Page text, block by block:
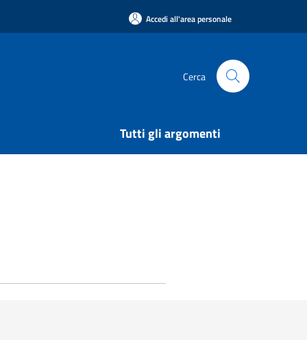
Accedi all'area personale
Cerca
Tutti gli argomenti